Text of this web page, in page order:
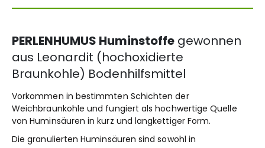
PERLENHUMUS Huminstoffe gewonnen
aus Leonardit (hochoxidierte
Braunkohle) Bodenhilfsmittel
Vorkommen in bestimmten Schichten der
Weichbraunkohle und fungiert als hochwertige Quelle
von Huminsäuren in kurz und langkettiger Form.
Die granulierten Huminsäuren sind sowohl in